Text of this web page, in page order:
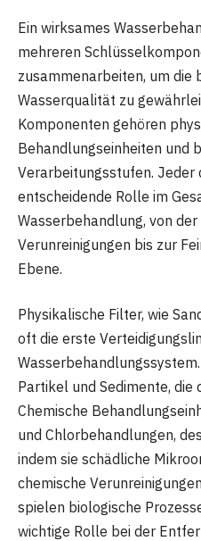
Ein wirksames
mehreren
zusammenarbeiten, um die
Wasserqualität zu
Komponenten gehören
Behandlungseinheiten und
Verarbeitungsstufen. Jeder
entscheidende Rolle im
Wasserbehandlung, von
Verunreinigungen bis zur
Ebene.
Physikalische Filter, wie
oft die erste
Partikel und Sedimente, die
Chemische
und Chlorbehandlungen,
indem sie schädliche
chemische
spielen biologische
wichtige Rolle bei der